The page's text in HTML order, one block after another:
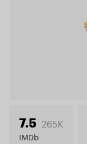
7.5 265K
IMDb